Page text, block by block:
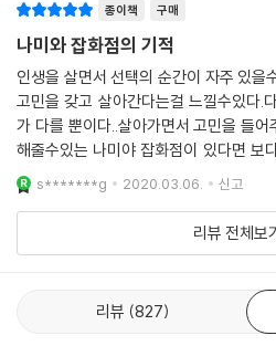
성이의 젊은이들이 그러한 기적을 일으킨
다. 히가시노 게이고는 이런 인물들을 등
다.
“남의 고민을 상담해주는 일은 대개 분
이 해야 하는 것이지요. 하지만 일부러
했습니다. 타인의 고민 따위에는 무관심
게 생각해본 일이라고는 단 한 번도 없었
를 받았을 때 어떻게 행동할까, 우선 나
히가시노 게이고가 품었던 궁금증의 해
다.
“뭔가 설명은 잘 못하겠지만…….” 고헤
종이책 구매
나미와 잡화점의 기적
인생을 살면서 선택의 순간이 자주 있을
고민을 갖고 살아간다는걸 느낄수있다.
가 다를 뿐이다..살아가면서 고민을 들어
해줄수있는 나미야 잡화점이 있다면 보
을 갈수있겠다 라며 상상해봅니다..가족
에 약간의 고민을 털어놓고 의지하고 풀
이 아닌가 싶어요..때론 아무 얘길 안해줘
s*******g 2020.03.06. 신고
리뷰 전체보
리뷰 827